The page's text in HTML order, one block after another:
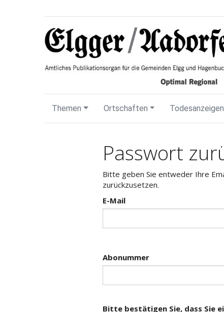
Themen Ortschaften Todesanzeigen